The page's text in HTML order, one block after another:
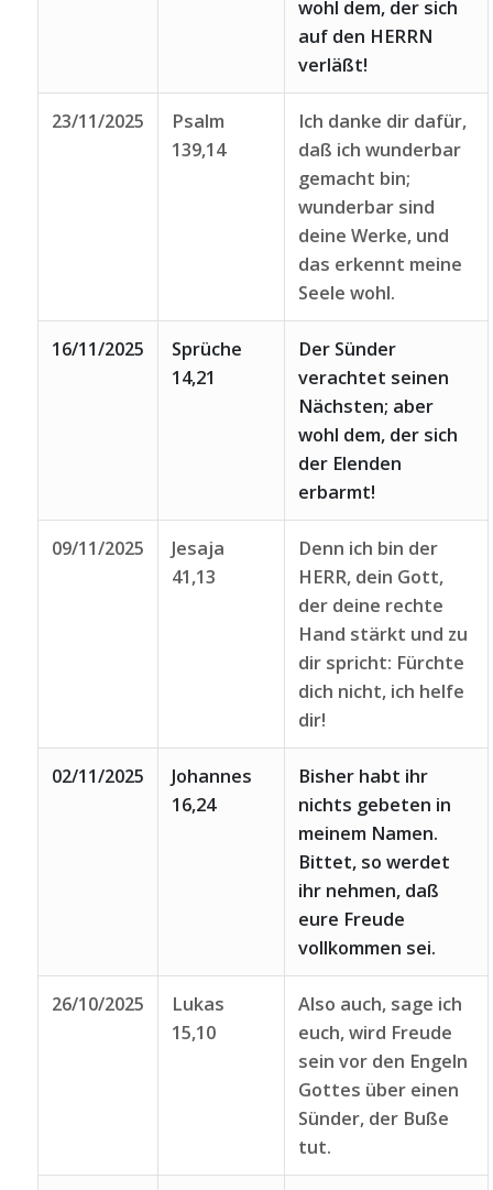
wohl dem, der sich
auf den HERRN
verläßt!
23/11/2025
Psalm
139,14
Ich danke dir dafür,
daß ich wunderbar
gemacht bin;
wunderbar sind
deine Werke, und
das erkennt meine
Seele wohl.
16/11/2025
Sprüche
14,21
Der Sünder
verachtet seinen
Nächsten; aber
wohl dem, der sich
der Elenden
erbarmt!
09/11/2025
Jesaja
41,13
Denn ich bin der
HERR, dein Gott,
der deine rechte
Hand stärkt und zu
dir spricht: Fürchte
dich nicht, ich helfe
dir!
02/11/2025
Johannes
16,24
Bisher habt ihr
nichts gebeten in
meinem Namen.
Bittet, so werdet
ihr nehmen, daß
eure Freude
vollkommen sei.
26/10/2025
Lukas
15,10
Also auch, sage ich
euch, wird Freude
sein vor den Engeln
Gottes über einen
Sünder, der Buße
tut.